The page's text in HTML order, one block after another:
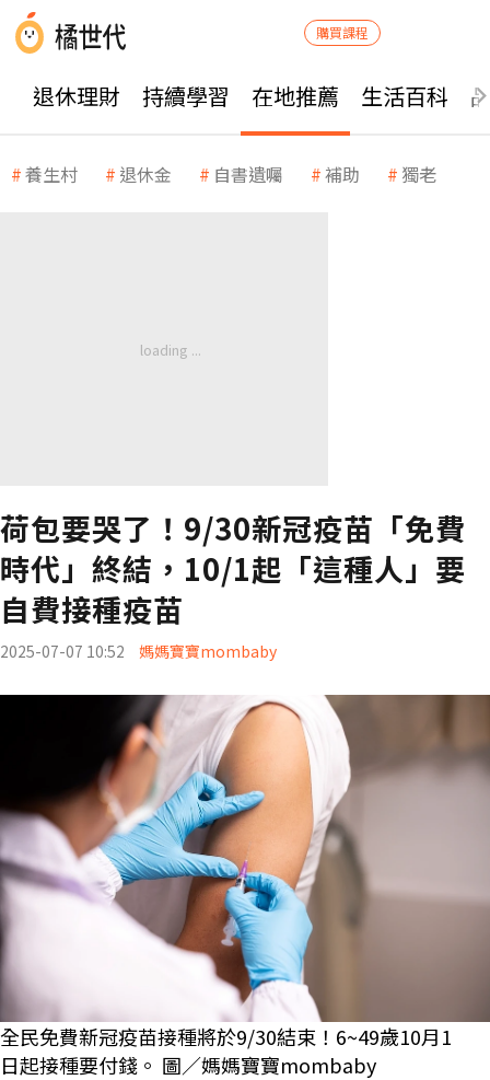
購買課程
退休理財 持續學習 在地推薦 生活百科
養生村 退休金 自書遺囑 補助 獨老
荷包要哭了！9/30新冠疫苗「免費
時代」終結，10/1起「這種人」要
自費接種疫苗
2025-07-07 10:52 媽媽寶寶mombaby
全民免費新冠疫苗接種將於9/30結束！6~49歲10月1
日起接種要付錢。 圖／媽媽寶寶mombaby